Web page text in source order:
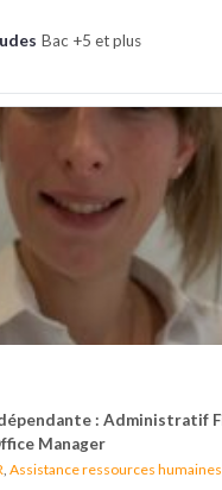
Bac +5 et plus
Financier
Manager
Assistance ressources humaines